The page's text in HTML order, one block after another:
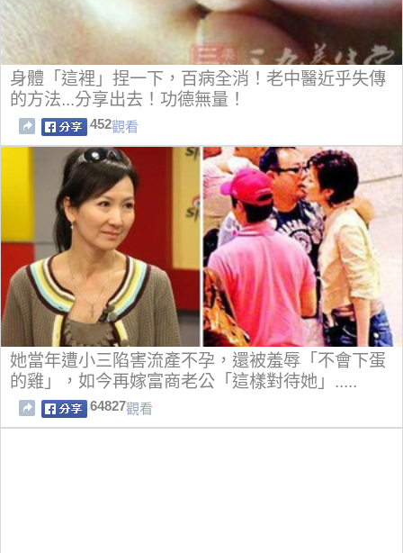
身體「這裡」捏一下，百病全消！老中醫近乎失傳
的方法...分享出去！功德無量！
452觀看
她當年遭小三陷害流產不孕，還被羞辱「不會下蛋
的雞」，如今再嫁富商老公「這樣對待她」.....
64827觀看